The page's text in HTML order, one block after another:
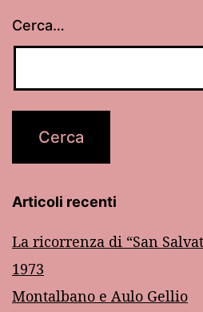
Cerca…
Articoli recenti
La ricorrenza di “San
1973
Montalbano e Aulo Gellio